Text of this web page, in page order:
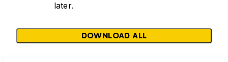
later.
DOWNLOAD ALL